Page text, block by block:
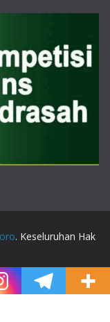
. Keseluruhan Hak
oleh